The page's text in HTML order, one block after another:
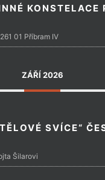
KONSTELACE
01 Příbram IV
ZÁŘÍ 2026
SVÍCE“
Šilarovi